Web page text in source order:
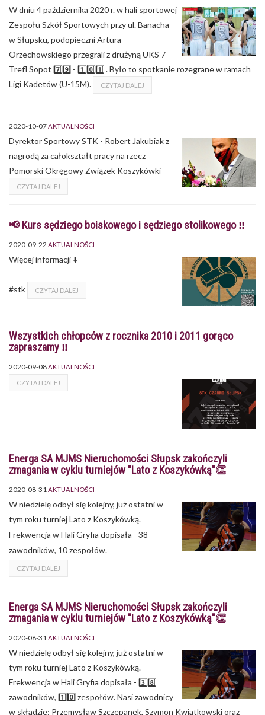
W dniu 4 października 2020 r. w hali sportowej
Zespołu Szkół Sportowych przy ul. Banacha
w Słupsku, podopieczni Artura
Orzechowskiego przegrali z drużyną UKS 7
Trefl Sopot 7️⃣9️⃣ - 1️⃣0️⃣1️⃣ . Było to spotkanie rozegrane w ramach
Ligi Kadetów (U-15M).
CZYTAJ DALEJ
2020-10-07 AKTUALNOŚCI
Dyrektor Sportowy STK - Robert Jakubiak z
nagrodą za całokształt pracy na rzecz
Pomorski Okręgowy Związek Koszykówki
CZYTAJ DALEJ
📢 Kurs sędziego boiskowego i sędziego stolikowego ‼️
2020-09-22 AKTUALNOŚCI
Więcej informacji ⬇️
#stk CZYTAJ DALEJ
Wszystkich chłopców z rocznika 2010 i 2011 gorąco
zapraszamy ‼️
2020-09-08AKTUALNOŚCI
CZYTAJ DALEJ
Energa SA MJMS Nieruchomości Słupsk zakończyli
zmagania w cyklu turniejów "Lato z Koszykówką"👏
2020-08-31 AKTUALNOŚCI
W niedzielę odbył się kolejny, już ostatni w
tym roku turniej Lato z Koszykówką.
Frekwencja w Hali Gryfia dopisała - 38
zawodników, 10 zespołów.
CZYTAJ DALEJ
Energa SA MJMS Nieruchomości Słupsk zakończyli
zmagania w cyklu turniejów "Lato z Koszykówką"👏
2020-08-31 AKTUALNOŚCI
W niedzielę odbył się kolejny, już ostatni w
tym roku turniej Lato z Koszykówką.
Frekwencja w Hali Gryfia dopisała - 3️⃣8️⃣
zawodników, 1️⃣0️⃣ zespołów. Nasi zawodnicy
w składzie: Przemysław Szczepanek, Szymon Kwiatkowski oraz